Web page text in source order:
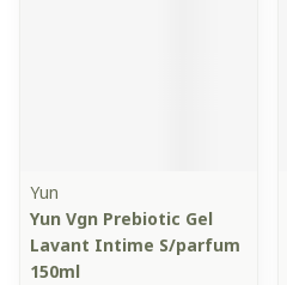
Yun
Yun Vgn Prebiotic Gel
Lavant Intime S/parfum
150ml